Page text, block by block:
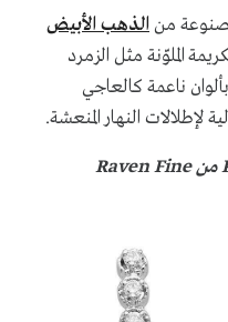
منالذهب الأبيض
الملوّنة مثل الزمرد
ناعمة كالعاجي
لإطلالات النهار المنعشة.
أقراط Pear Citrine & Diamond من Raven Fine